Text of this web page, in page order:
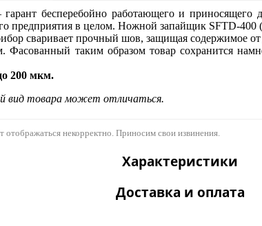
бесперебойно работающего и приносящего
предприятия в целом. Ножной запайщик SFTD-
сваривает прочный шов, защищая содержимое
таким образом товар сохранится
200 мкм.
вид товара может отличаться.
отображаться некорректно. Приносим свои извинения.
Характеристики
Доставка и оплата